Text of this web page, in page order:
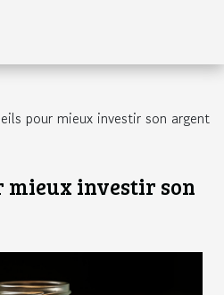
pour mieux investir son argent
mieux investir son